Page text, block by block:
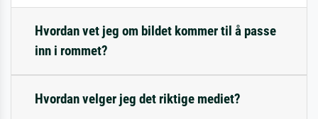
Hvordan vet jeg om bildet kommer til å passe
inn i rommet?
Hvordan velger jeg det riktige mediet?